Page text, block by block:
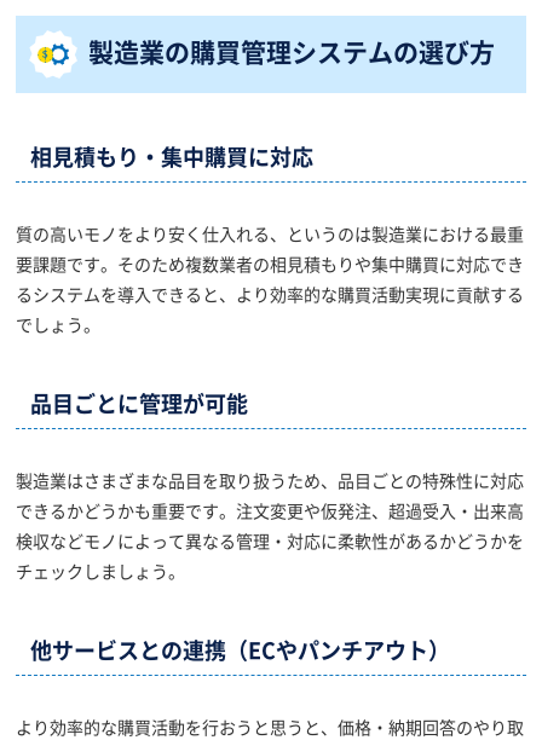
製造業の購買管理システムの選び方
相見積もり・集中購買に対応
質の高いモノをより安く仕入れる、というのは製造業における最重
要課題です。そのため複数業者の相見積もりや集中購買に対応でき
るシステムを導入できると、より効率的な購買活動実現に貢献する
でしょう。
品目ごとに管理が可能
製造業はさまざまな品目を取り扱うため、品目ごとの特殊性に対応
できるかどうかも重要です。注文変更や仮発注、超過受入・出来高
検収などモノによって異なる管理・対応に柔軟性があるかどうかを
チェックしましょう。
他サービスとの連携（ECやパンチアウト）
より効率的な購買活動を行おうと思うと、価格・納期回答のやり取